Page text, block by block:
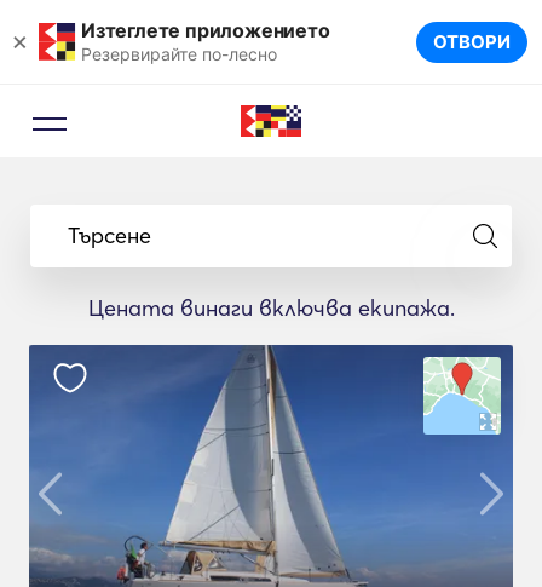
× Изтеглете приложението
Резервирайте по-лесно ОТВОРИ
Търсене
Цената винаги включва екипажа.